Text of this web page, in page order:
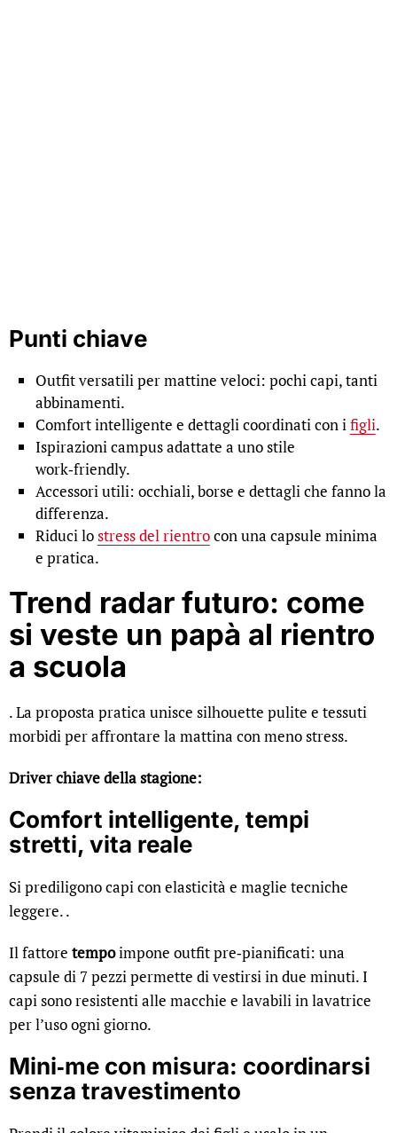
Punti chiave
Outfit versatili per mattine veloci: pochi capi, tanti
abbinamenti.
Comfort intelligente e dettagli coordinati con ifigli.
Ispirazioni campus adattate a uno stile
work‑friendly.
Accessori utili: occhiali, borse e dettagli che fanno la
differenza.
Riduci lostress del rientrocon una capsule minima
e pratica.
Trend radar futuro: come
si veste un papà al rientro
a scuola
. La proposta pratica unisce silhouette pulite e tessuti
morbidi per affrontare la mattina con meno stress.
Driver chiave della stagione:
Comfort intelligente, tempi
stretti, vita reale
Si prediligono capi con elasticità e maglie tecniche
leggere. .
Il fattore tempoimpone outfit pre‑pianificati: una
capsule di 7 pezzi permette di vestirsi in due minuti. I
capi sono resistenti alle macchie e lavabili in lavatrice
per l’uso ogni giorno.
Mini‑me con misura: coordinarsi
senza travestimento